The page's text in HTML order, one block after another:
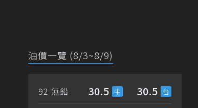
油價一覽 (8/3~8/9)
92 無鉛 30.5 30.5